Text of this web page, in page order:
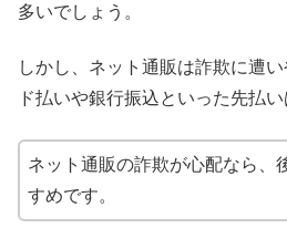
多いでしょう。
しかし、ネット通販は詐欺に遭
ド払いや銀行振込といった先払い
ネット通販の詐欺が心配なら、
すめです。